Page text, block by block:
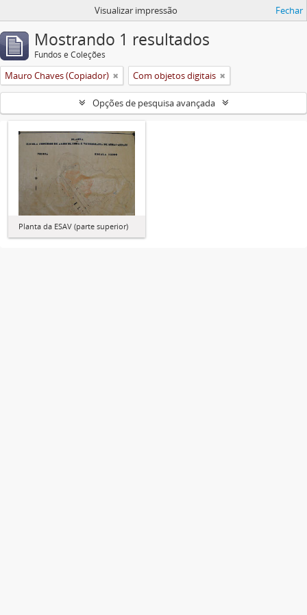
Visualizar impressão Fechar
Mostrando 1 resultados
Fundos e Coleções
Mauro Chaves (Copiador) Com objetos digitais
Opções de pesquisa avançada
Planta da ESAV (parte superior)